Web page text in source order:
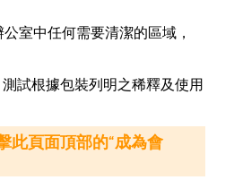
室中任何需要清潔的區域，
試根據包裝列明之稀釋及使用
頁面頂部的“成為會